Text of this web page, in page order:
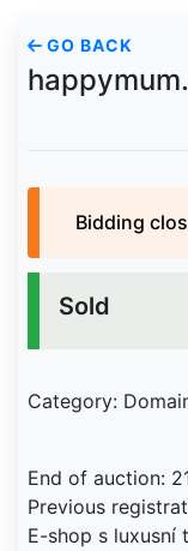
GO BACK
Bidding
Sold
Category:
End of auction:
Previous
E-shop s luxusní